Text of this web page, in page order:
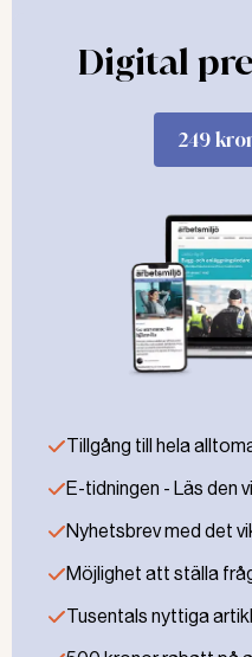
Även hovrätten ansåg
miljoner kronor i
Domen har nu vunnit
överklagar inte domen.
Rektor
död
ÅTAL
fanns
Digital
249
Tillgång till hela
E-tidningen - Läs den
Nyhetsbrev med det
Möjlighet att ställa
Tusentals nyttiga